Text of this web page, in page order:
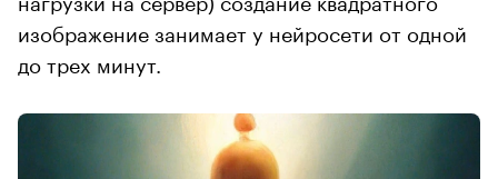
изображение занимает у нейросети от одной
до трех минут.